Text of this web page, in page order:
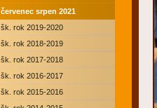
červenec srpen 2021
šk. rok 2019-2020
šk. rok 2018-2019
šk. rok 2017-2018
šk. rok 2016-2017
šk. rok 2015-2016